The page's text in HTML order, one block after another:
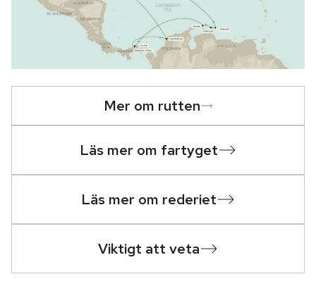
Mer om rutten
Läs mer om fartyget
Läs mer om rederiet
Viktigt att veta